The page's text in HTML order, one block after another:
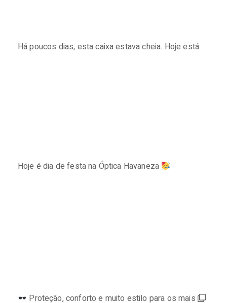
Há poucos dias, esta caixa estava cheia. Hoje está
Hoje é dia de festa na Óptica Havaneza
Proteção, conforto e muito estilo para os mais